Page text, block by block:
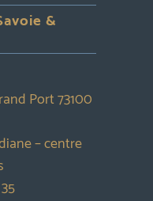
&
Port 73100
– centre